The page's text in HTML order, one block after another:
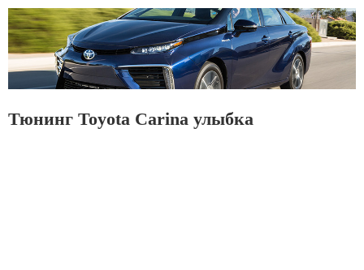
Тюнинг Toyota Carina улыбка